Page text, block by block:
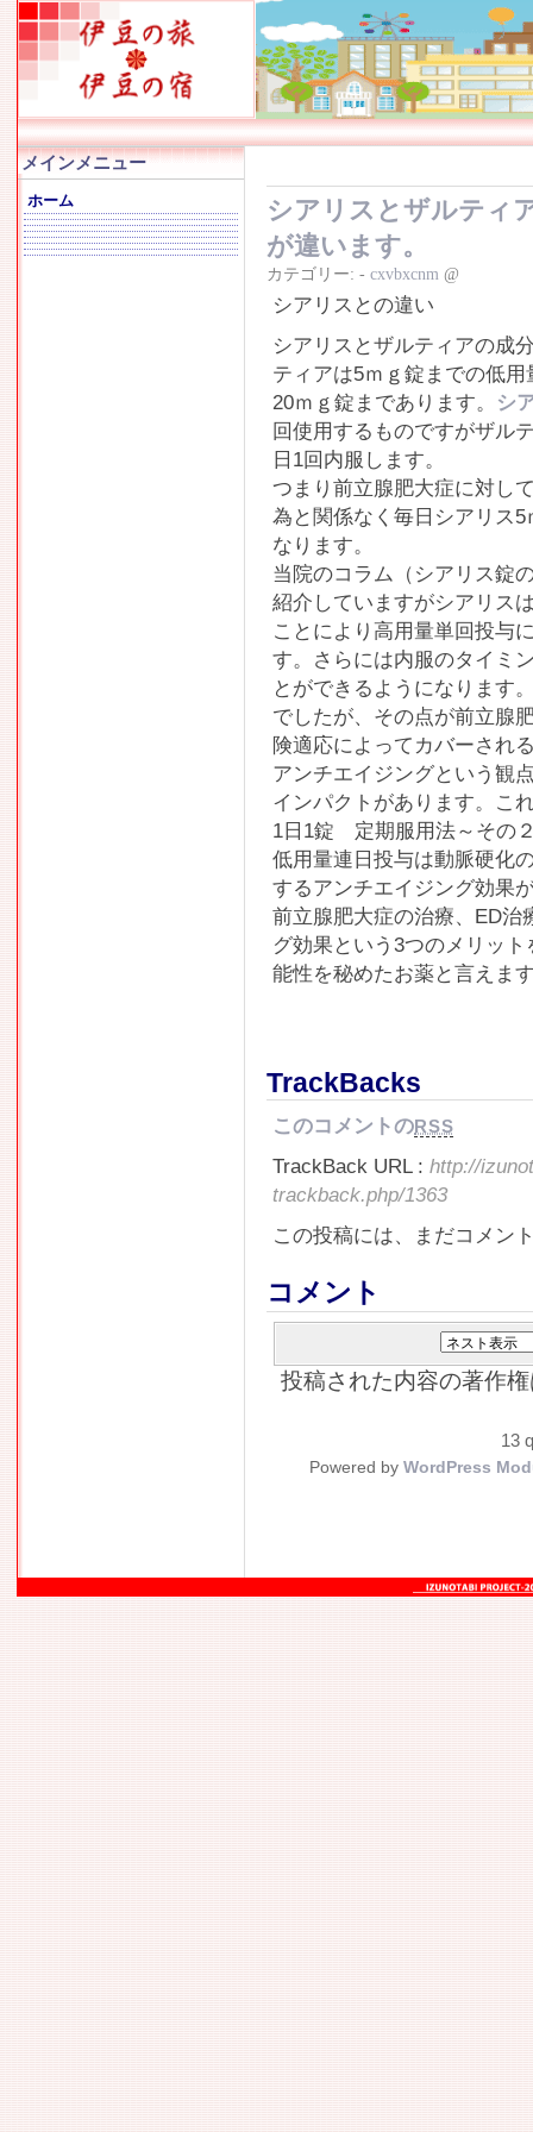
メインメニュー
ホーム
シアリスとザルティ
が違います。
カテゴリー: - cxvbxcnm @
シアリスとの違い
シアリスとザルティアの成
ティアは5ｍｇ錠までの低
20ｍｇ錠まであります。
シ
回使用するものですがザル
日1回内服します。
つまり前立腺肥大症に対し
為と関係なく毎日シアリス
なります。
当院のコラム（シアリス錠
紹介していますがシアリス
ことにより高用量単回投与
す。さらには内服のタイミ
とができるようになります
でしたが、その点が前立腺
険適応によってカバーされ
アンチエイジングという観
インパクトがあります。こ
1日1錠 定期服用法～その
低用量連日投与は動脈硬化
するアンチエイジング効果
前立腺肥大症の治療、ED治
グ効果という3つのメリッ
能性を秘めたお薬と言えま
TrackBacks
このコメントのRSS
TrackBack URL : http://
trackback.php/1363
この投稿には、まだコメン
コメント
投稿された内容の著作
13
Powered by WordPress